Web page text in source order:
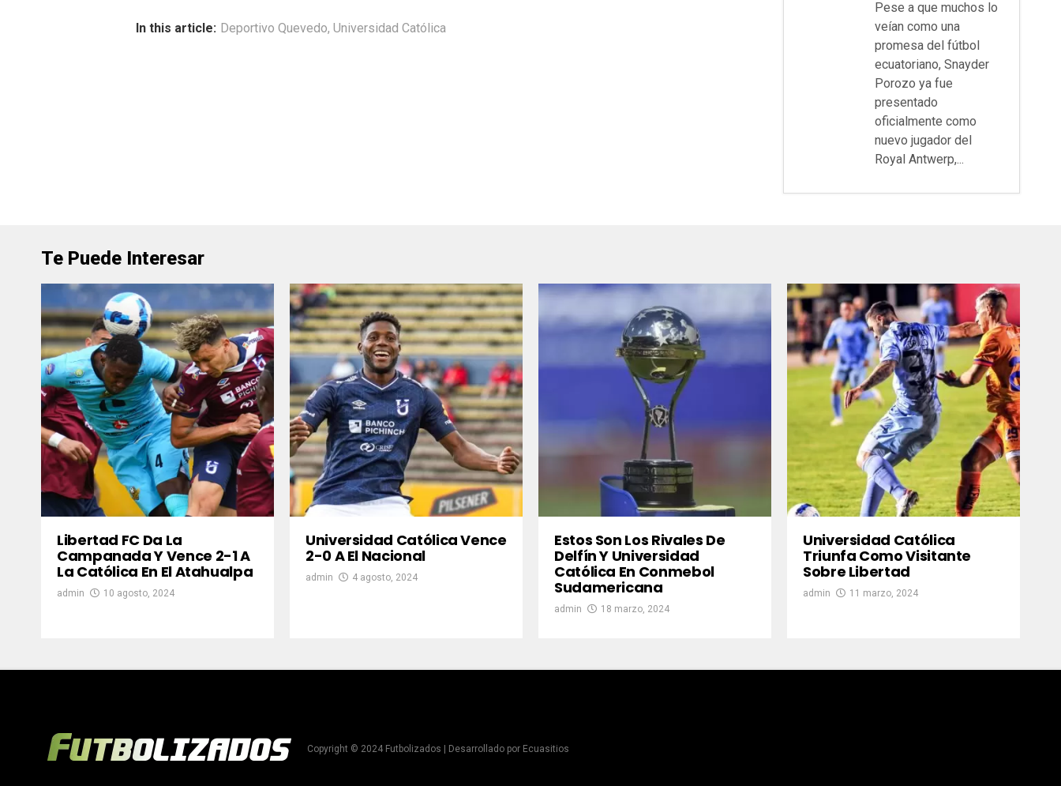
In this article: Deportivo Quevedo, Universidad Católica
Pese a que muchos lo
veían como una
promesa del fútbol
ecuatoriano, Snayder
Porozo ya fue
presentado
oficialmente como
nuevo jugador del
Royal Antwerp,...
Te Puede Interesar
Libertad FC Da La
Campanada Y Vence 2-1 A
La Católica En El Atahualpa
admin 10 agosto, 2024
Universidad Católica Vence
2-0 A El Nacional
admin 4 agosto, 2024
Estos Son Los Rivales De
Delfín Y Universidad
Católica En Conmebol
Sudamericana
admin 18 marzo, 2024
Universidad Católica
Triunfa Como Visitante
Sobre Libertad
admin 11 marzo, 2024
Copyright © 2024 Futbolizados | Desarrollado por Ecuasitios